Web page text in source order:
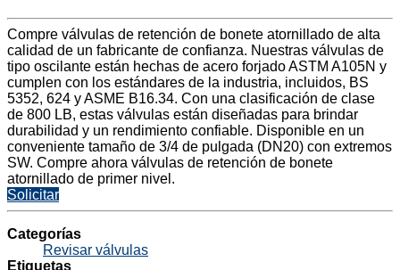
Compre válvulas de retención de bonete atornillado de alta
calidad de un fabricante de confianza. Nuestras válvulas de
tipo oscilante están hechas de acero forjado ASTM A105N y
cumplen con los estándares de la industria, incluidos, BS
5352, 624 y ASME B16.34. Con una clasificación de clase
de 800 LB, estas válvulas están diseñadas para brindar
durabilidad y un rendimiento confiable. Disponible en un
conveniente tamaño de 3/4 de pulgada (DN20) con extremos
SW. Compre ahora válvulas de retención de bonete
atornillado de primer nivel.
Solicitar
Categorías
Revisar válvulas
Etiquetas